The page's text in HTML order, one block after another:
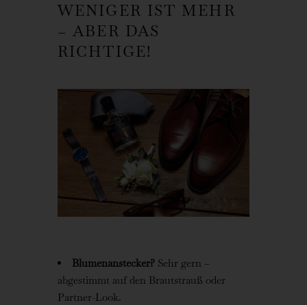
WENIGER IST MEHR
– ABER DAS
RICHTIGE!
Blumenanstecker? Sehr gern –
abgestimmt auf den Brautstrauß oder
Partner-Look.